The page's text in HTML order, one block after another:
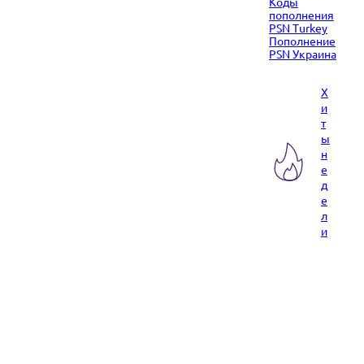
пополнения
PSN Turkey
Пополнение
PSN Украина
Х
и
т
ы
н
е
д
е
л
и